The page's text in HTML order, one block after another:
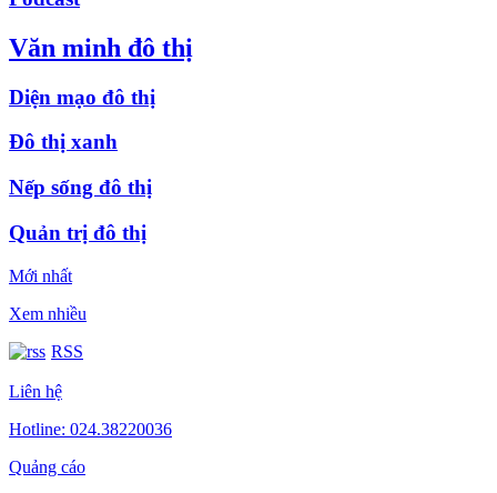
Văn minh đô thị
Diện mạo đô thị
Đô thị xanh
Nếp sống đô thị
Quản trị đô thị
Mới nhất
Xem nhiều
RSS
Liên hệ
Hotline: 024.38220036
Quảng cáo